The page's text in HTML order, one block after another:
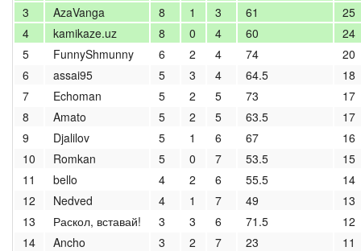
3
AzaVanga 8 1 3 61
25
4
kamikaze.uz 8 0 4 60
24
5
FunnyShmunny 6 2 4 74
20
6
assai95 5 3 4 64.5
18
7
Echoman 5 2 5 73
17
8
Amato 5 2 5 63.5
17
9
Djalilov 5 1 6 67
16
10
Romkan 5 0 7 53.5
15
11
bello 4 2 6 55.5
14
12
Nedved 4 1 7 49
13
13
Раскол, вставай! 3 3 6 71.5
12
14
Ancho 3 2 7 23
11